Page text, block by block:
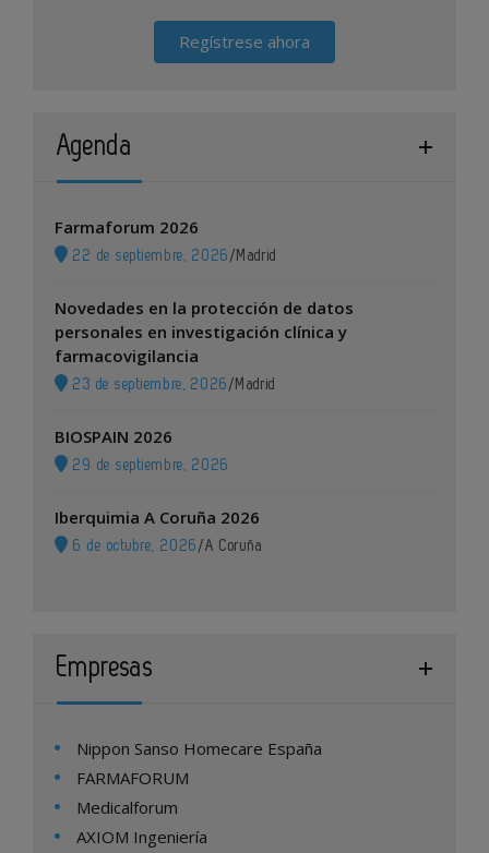
Regístrese ahora
Agenda
Farmaforum 2026
22 de septiembre, 2026 / Madrid
Novedades en la protección de datos
personales en investigación clínica y
farmacovigilancia
23 de septiembre, 2026 / Madrid
BIOSPAIN 2026
29 de septiembre, 2026
Iberquimia A Coruña 2026
6 de octubre, 2026 /A Coruña
Empresas
Nippon Sanso Homecare España
FARMAFORUM
Medicalforum
AXIOM Ingeniería